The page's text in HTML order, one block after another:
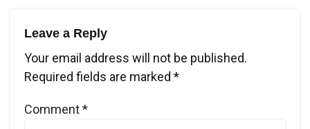
Leave a Reply
Your email address will not be published.
Required fields are marked *
Comment*